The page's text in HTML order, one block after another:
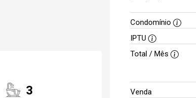
3
Condomínio
IPTU
Total / Mês
Venda